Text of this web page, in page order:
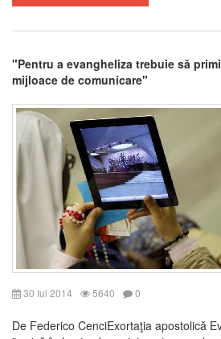
"Pentru a evangheliza trebuie să
mijloace de comunicare"
30 Iul 2014 5640 0
De Federico CenciExortaţia apostolică